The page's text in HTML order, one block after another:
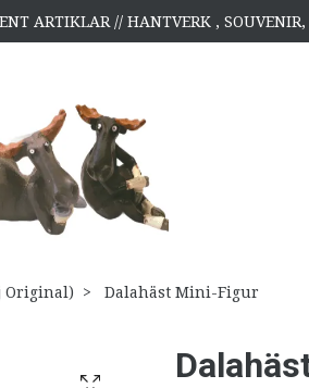
ARTIKLAR // HANTVERK ,
Original) Dalahäst Mini-Figur